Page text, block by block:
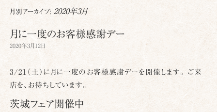
月別アーカイブ: 2020年3月
月に一度のお客様感謝デー
2020年3月12日
3/21（土）に月に一度のお客様感謝デーを開催します。 ご来
店を、お待ちしています。
茨城フェア開催中